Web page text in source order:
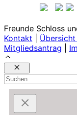
Freunde Schloss
Kontakt
Mitgliedsantrag
Schließen
Suchen
nach: